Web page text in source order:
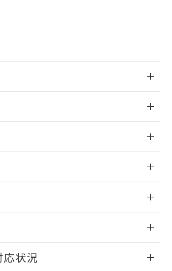
による影響
ます。
応状況
行日時点で非含有を証明す
に遡って非含有を証明する
ません。
令のフタル酸エステル類４
、対応完了までの期間は出
載しておりました。
対応品への在庫切替を完了
ら、特段のことがない限